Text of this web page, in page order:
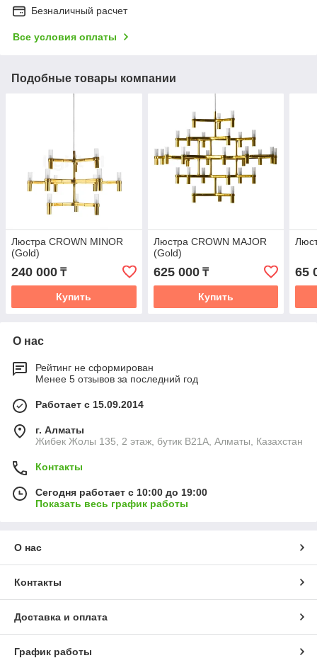
Безналичный расчет
Все условия оплаты
Подобные товары компании
Люстра CROWN MINOR
(Gold)
240 000 ₸
Купить
Люстра CROWN MAJOR
(Gold)
625 000₸
Купить
65
О нас
Рейтинг не сформирован
Менее 5 отзывов за последний год
Работает с 15.09.2014
г. Алматы
Жибек Жолы 135, 2 этаж, бутик B21A, Алматы, Казахстан
Контакты
Сегодня работает с 10:00 до 19:00
Показать весь график работы
О нас
Контакты
Доставка и оплата
График работы